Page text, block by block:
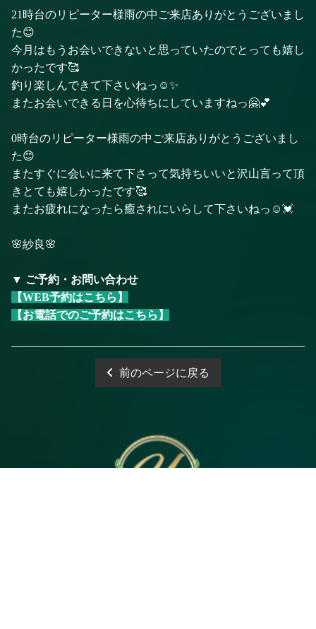
21時台のリピーター様雨の中ご来店ありがとうございまし
た😊
今月はもうお会いできないと思っていたのでとっても嬉し
かったです🥰
釣り楽しんできて下さいねっ☺️✨
またお会いできる日を心待ちにしていますねっ🤗💕
0時台のリピーター様雨の中ご来店ありがとうございまし
た😊
またすぐに会いに来て下さって気持ちいいと沢山言って頂
きとても嬉しかったです🥰
またお疲れになったら癒されにいらして下さいねっ☺️💓
🌸紗良🌸
▼ ご予約・お問い合わせ
【WEB予約はこちら】
【お電話でのご予約はこちら】
前のページに戻る